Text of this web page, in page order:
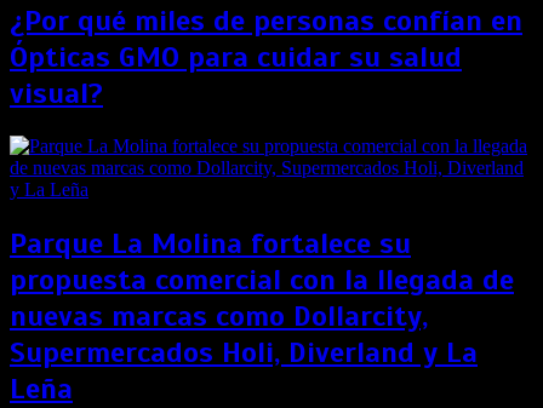
¿Por qué miles de personas confían en
Ópticas GMO para cuidar su salud
visual?
Parque La Molina fortalece su
propuesta comercial con la llegada de
nuevas marcas como Dollarcity,
Supermercados Holi, Diverland y La
Leña